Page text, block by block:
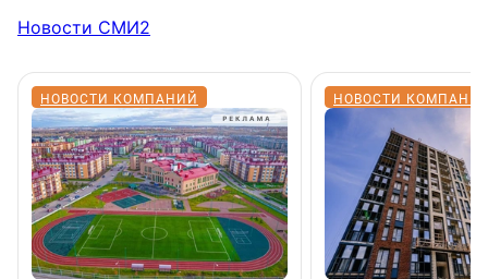
Новости СМИ2
НОВОСТИ КОМПАНИЙ НОВОСТИ